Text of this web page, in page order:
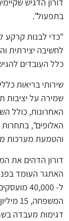
בתפעול".
"כדי לבנות קרקע
כלל העובדים
שירותי בריאות
שמירה על יציבות
האחרונות, כולל
האלופים",
והטמעת מערכות
דורון הדהים את
האתגר העומד